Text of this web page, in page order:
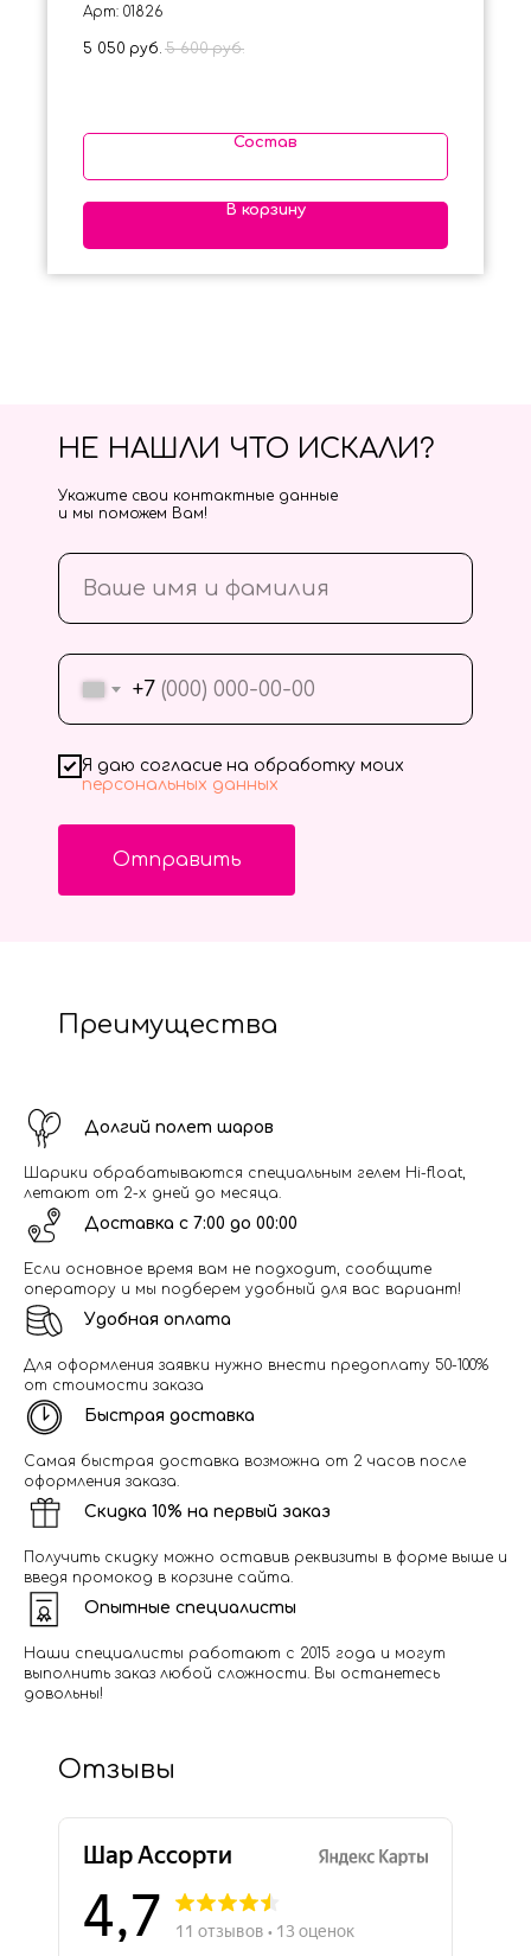
Арт: 01826
5 050 руб. 5 600 руб.
Состав
В корзину
+7
Я даю согласие на обработку моих
персональных данных
Отправить
НЕ НАШЛИ ЧТО ИСКАЛИ?
Укажите свои контактные данные
и мы поможем Вам!
Преимущества
Долгий полет шаров
Шарики обрабатываются специальным гелем Hi-float,
летают от 2-х дней до месяца.
Доставка с 7:00 до 00:00
Если основное время вам не подходит, сообщите
оператору и мы подберем удобный для вас вариант!
Удобная оплата
Для оформления заявки нужно внести предоплату 50-100%
от стоимости заказа
Быстрая доставка
Самая быстрая доставка возможна от 2 часов после
оформления заказа.
Скидка 10% на первый заказ
Получить скидку можно оставив реквизиты в форме выше и
введя промокод в корзине сайта.
Опытные специалисты
Наши специалисты работают с 2015 года и могут
выполнить заказ любой сложности. Вы останетесь
довольны!
Отзывы